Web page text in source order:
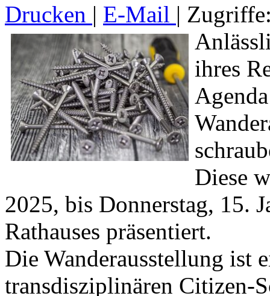
Drucken | E-Mail |
ihres
Diese
2025, bis Donnerstag, 15.
Rathauses präsentiert.
Die Wanderausstellung ist
transdisziplinären Citizen-